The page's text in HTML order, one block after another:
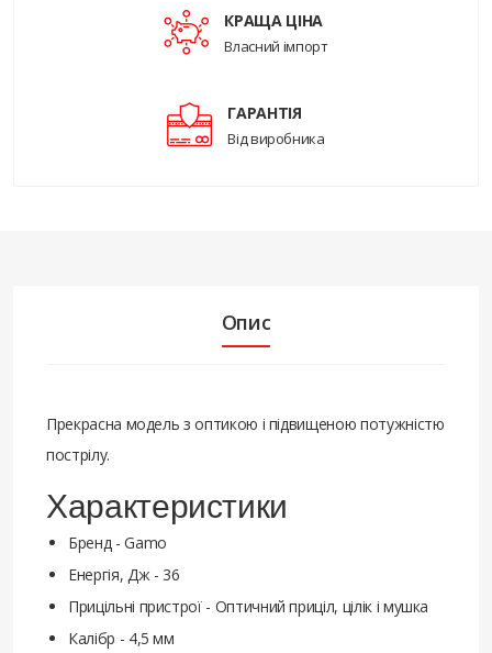
КРАЩА ЦІНА
Власний імпорт
ГАРАНТІЯ
Від виробника
Опис
Прекрасна модель з оптикою і підвищеною потужністю
пострілу.
Характеристики
Бренд - Gamo
Енергія, Дж - 36
Прицільні пристрої - Оптичний приціл, цілік і мушка
Калібр - 4,5 мм